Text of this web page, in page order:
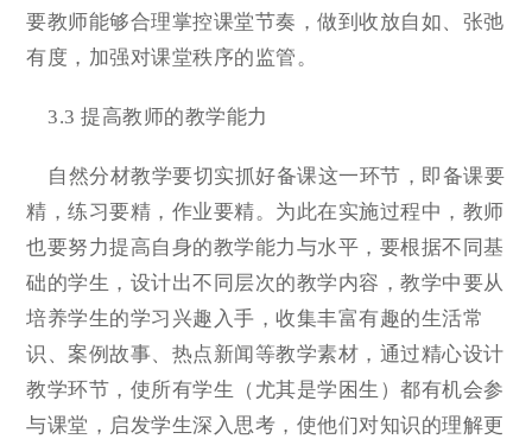
要教师能够合理掌控课堂节奏，做到收放自如、张弛
有度，加强对课堂秩序的监管。
3.3 提高教师的教学能力
自然分材教学要切实抓好备课这一环节，即备课要
精，练习要精，作业要精。为此在实施过程中，教师
也要努力提高自身的教学能力与水平，要根据不同基
础的学生，设计出不同层次的教学内容，教学中要从
培养学生的学习兴趣入手，收集丰富有趣的生活常
识、案例故事、热点新闻等教学素材，通过精心设计
教学环节，使所有学生（尤其是学困生）都有机会参
与课堂，启发学生深入思考，使他们对知识的理解更